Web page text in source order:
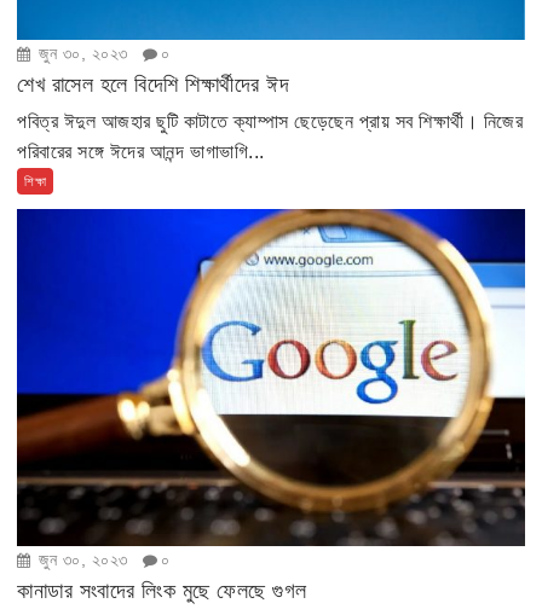
জুন ৩০, ২০২৩ ০
শেখ রাসেল হলে বিদেশি শিক্ষার্থীদের ঈদ
পবিত্র ঈদুল আজহার ছুটি কাটাতে ক্যাম্পাস ছেড়েছেন প্রায় সব শিক্ষার্থী। নিজের
পরিবারের সঙ্গে ঈদের আনন্দ ভাগাভাগি...
শিক্ষা
জুন ৩০, ২০২৩ ০
কানাডার সংবাদের লিংক মুছে ফেলছে গুগল